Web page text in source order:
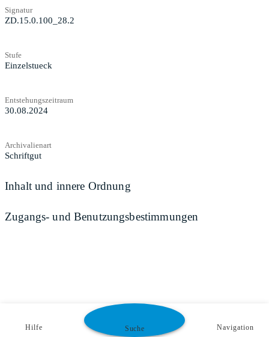
Signatur
ZD.15.0.100_28.2
Stufe
Einzelstueck
Entstehungszeitraum
30.08.2024
Archivalienart
Schriftgut
Inhalt und innere Ordnung
Zugangs- und Benutzungsbestimmungen
Hilfe Suche Navigation